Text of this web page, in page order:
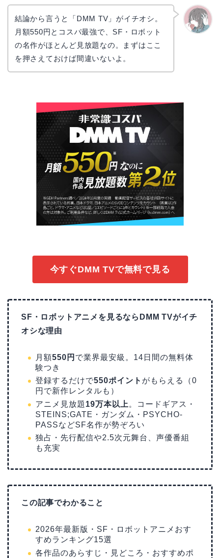
結論から言うと「DMM TV」がイチオシ。
月額550円とコスパ最強で、SF・ロボット
の名作がほとんど見放題なの。まずはここ
を押さえておけば間違いないよ。
今すぐDMM TVで無料で見る
SF・ロボットアニメを見るならDMM TVがイチ
オシな理由
月額550円 で業界最安級。14日間の無料体
験つき
登録するだけで550ポイント がもらえる（0
円で新作レンタルも）
アニメ見放題 19万本以上 。コードギアス・
STEINS;GATE・ガンダム・PSYCHO-
PASSなどSF名作が勢ぞろい
独占・先行配信や2.5次元舞台、声優番組
も充実
この記事でわかること
2026年最新版・SF・ロボットアニメおす
すめランキング15選
各作品のあらすじ・見どころ・おすすめポ